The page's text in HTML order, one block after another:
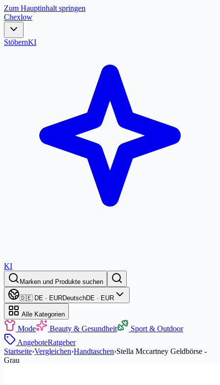
Zum Hauptinhalt springen
Chexlow
StöbernKI
KI
Marken und Produkte suchen
🇩🇪 DE · EURDeutschDE · EUR
Alle Kategorien
Mode Beauty & Gesundheit
Sport & Outdoor
AngeboteRatgeber
Startseite›Vergleichen›Handtaschen›Stella Mccartney Geldbörse -
Grau